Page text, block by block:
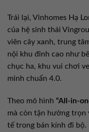
Trái lại, Vinhomes Hạ
của hệ sinh thái
viên cây xanh, trung
nội khu đỉnh cao như
chục ha, khu vui chơi
minh chuẩn 4.0.
Theo mô hình “All-in-
mà còn tận hưởng trọn
tế trong bán kính đi bộ.